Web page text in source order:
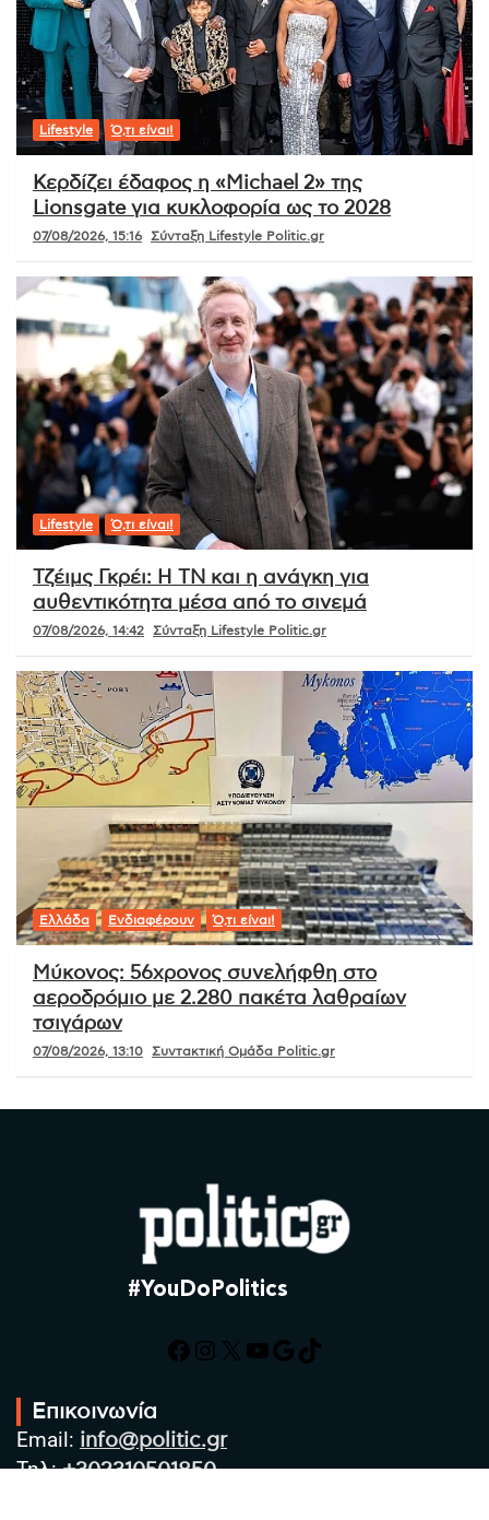
Lifestyle Ό,τι είναι!
Κερδίζει έδαφος η «Michael 2» της
Lionsgate για κυκλοφορία ως το 2028
07/08/2026, 15:16 Σύνταξη Lifestyle Politic.gr
Lifestyle Ό,τι είναι!
Τζέιμς Γκρέι: Η ΤΝ και η ανάγκη για
αυθεντικότητα μέσα από το σινεμά
07/08/2026, 14:42 Σύνταξη Lifestyle Politic.gr
Ελλάδα Ενδιαφέρουν Ό,τι είναι!
Μύκονος: 56χρονος συνελήφθη στο
αεροδρόμιο με 2.280 πακέτα λαθραίων
τσιγάρων
07/08/2026, 13:10 Συντακτική Ομάδα Politic.gr
#YouDoPolitics
Facebook
Instagram
X YouTube
Google
TikTok
Επικοινωνία
Email: info@politic.gr
Τηλ:+302310501850